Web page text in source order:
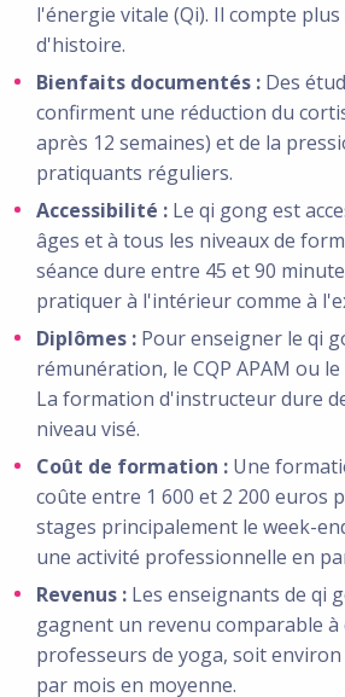
l'énergie vitale (Qi). Il compte plus
d'histoire.
Bienfaits documentés : Des
confirment une réduction du
après 12 semaines) et de la
pratiquants réguliers.
Accessibilité : Le qi gong est
âges et à tous les niveaux de
séance dure entre 45 et 90
pratiquer à l'intérieur comme à
Diplômes : Pour enseigner le qi
rémunération, le CQP APAM ou le
La formation d'instructeur dure
niveau visé.
Coût de formation : Une
coûte entre 1 600 et 2 200 euros
stages principalement le week-
une activité professionnelle en
Revenus : Les enseignants de qi
gagnent un revenu comparable à
professeurs de yoga, soit
par mois en moyenne.